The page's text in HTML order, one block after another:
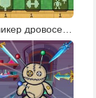
Кликер дровосека с читами